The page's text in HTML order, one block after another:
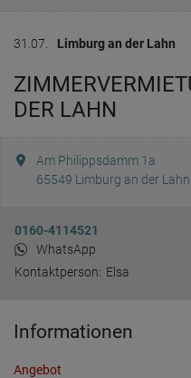
31.07. Limburg an der Lahn
DER LAHN
Am Philippsdamm 1a
65549 Limburg an der Lahn
0160-4114521
WhatsApp
Kontaktperson: Elsa
Informationen
Angebot